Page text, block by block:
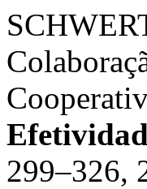
299–326,